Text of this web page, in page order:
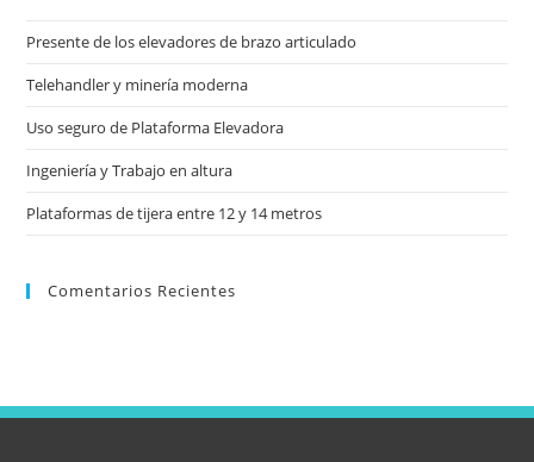
Presente de los elevadores de brazo articulado
Telehandler y minería moderna
Uso seguro de Plataforma Elevadora
Ingeniería y Trabajo en altura
Plataformas de tijera entre 12 y 14 metros
Comentarios Recientes